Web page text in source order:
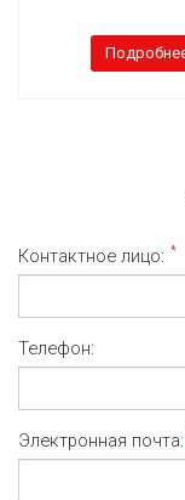
Контактное лицо: *
Телефон:
Электронная почта: